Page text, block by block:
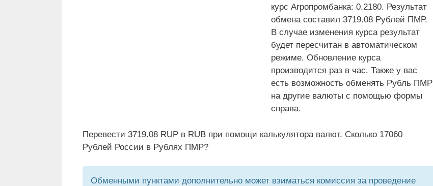
курс Агропромбанка: 0.2180. Результат
обмена составил 3719.08 Рублей ПМР.
В случае изменения курса результат
будет пересчитан в автоматическом
режиме. Обновление курса
производится раз в час. Также у вас
есть возможность обменять Рубль ПМР
на другие валюты с помощью формы
справа.
Перевести 3719.08 RUP в RUB при помощи калькулятора валют. Сколько 17060
Рублей России в Рублях ПМР?
Обменными пунктами дополнительно может взиматься комиссия за проведение